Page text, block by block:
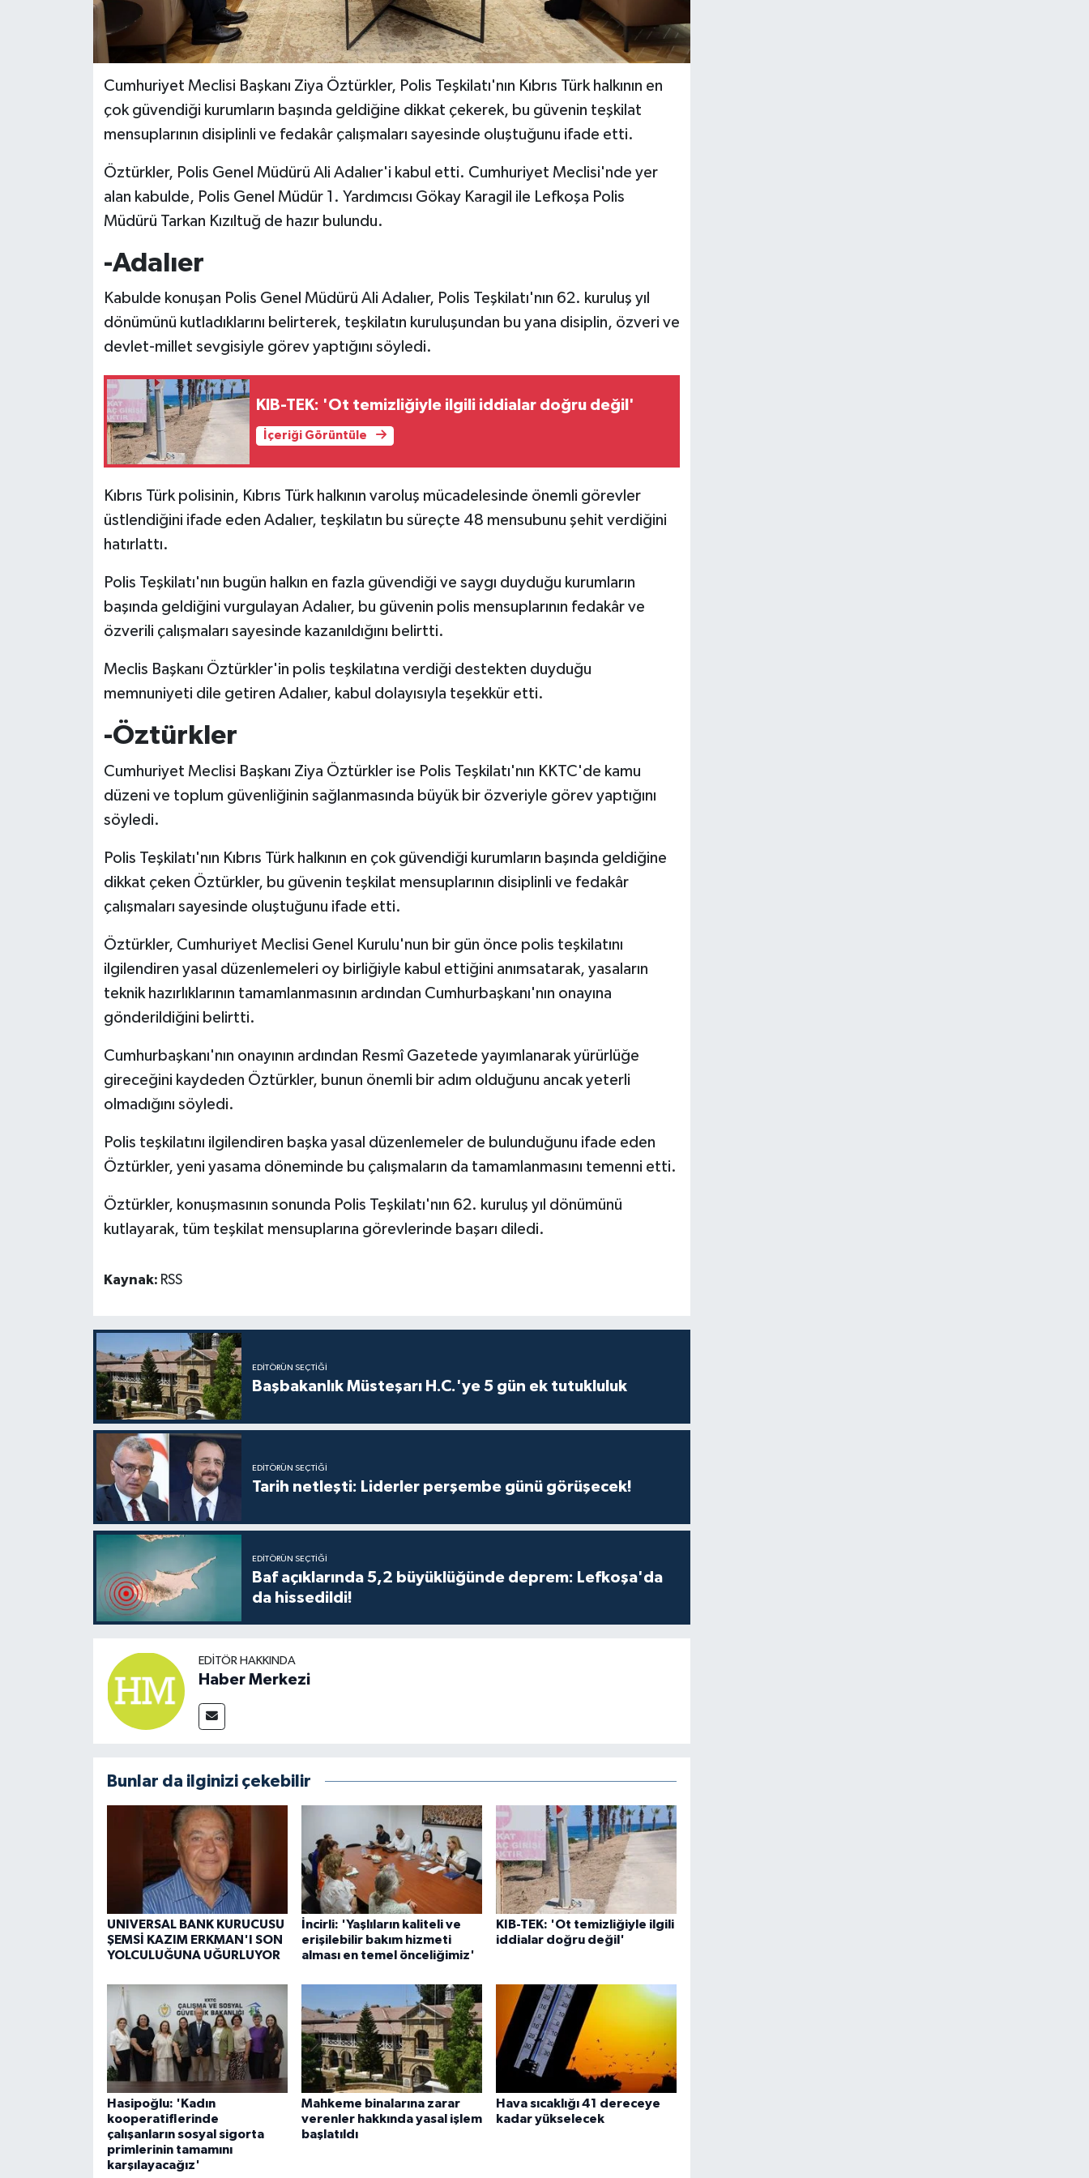
Cumhuriyet Meclisi Başkanı Ziya Öztürkler, Polis Teşkilatı'nın Kıbrıs Türk halkının en
çok güvendiği kurumların başında geldiğine dikkat çekerek, bu güvenin teşkilat
mensuplarının disiplinli ve fedakâr çalışmaları sayesinde oluştuğunu ifade etti.
Öztürkler, Polis Genel Müdürü Ali Adalıer'i kabul etti. Cumhuriyet Meclisi'nde yer
alan kabulde, Polis Genel Müdür 1. Yardımcısı Gökay Karagil ile Lefkoşa Polis
Müdürü Tarkan Kızıltuğ de hazır bulundu.
-Adalıer
Kabulde konuşan Polis Genel Müdürü Ali Adalıer, Polis Teşkilatı'nın 62. kuruluş yıl
dönümünü kutladıklarını belirterek, teşkilatın kuruluşundan bu yana disiplin, özveri ve
devlet-millet sevgisiyle görev yaptığını söyledi.
KIB-TEK: 'Ot temizliğiyle ilgili iddialar doğru değil'
İçeriği Görüntüle
Kıbrıs Türk polisinin, Kıbrıs Türk halkının varoluş mücadelesinde önemli görevler
üstlendiğini ifade eden Adalıer, teşkilatın bu süreçte 48 mensubunu şehit verdiğini
hatırlattı.
Polis Teşkilatı'nın bugün halkın en fazla güvendiği ve saygı duyduğu kurumların
başında geldiğini vurgulayan Adalıer, bu güvenin polis mensuplarının fedakâr ve
özverili çalışmaları sayesinde kazanıldığını belirtti.
Meclis Başkanı Öztürkler'in polis teşkilatına verdiği destekten duyduğu
memnuniyeti dile getiren Adalıer, kabul dolayısıyla teşekkür etti.
-Öztürkler
Cumhuriyet Meclisi Başkanı Ziya Öztürkler ise Polis Teşkilatı'nın KKTC'de kamu
düzeni ve toplum güvenliğinin sağlanmasında büyük bir özveriyle görev yaptığını
söyledi.
Polis Teşkilatı'nın Kıbrıs Türk halkının en çok güvendiği kurumların başında geldiğine
dikkat çeken Öztürkler, bu güvenin teşkilat mensuplarının disiplinli ve fedakâr
çalışmaları sayesinde oluştuğunu ifade etti.
Öztürkler, Cumhuriyet Meclisi Genel Kurulu'nun bir gün önce polis teşkilatını
ilgilendiren yasal düzenlemeleri oy birliğiyle kabul ettiğini anımsatarak, yasaların
teknik hazırlıklarının tamamlanmasının ardından Cumhurbaşkanı'nın onayına
gönderildiğini belirtti.
Cumhurbaşkanı'nın onayının ardından Resmî Gazetede yayımlanarak yürürlüğe
gireceğini kaydeden Öztürkler, bunun önemli bir adım olduğunu ancak yeterli
olmadığını söyledi.
Polis teşkilatını ilgilendiren başka yasal düzenlemeler de bulunduğunu ifade eden
Öztürkler, yeni yasama döneminde bu çalışmaların da tamamlanmasını temenni etti.
Öztürkler, konuşmasının sonunda Polis Teşkilatı'nın 62. kuruluş yıl dönümünü
kutlayarak, tüm teşkilat mensuplarına görevlerinde başarı diledi.
Kaynak: RSS
EDITÖRÜN SEÇTIĞI
Başbakanlık Müsteşarı H.C.'ye 5 gün ek tutukluluk
EDITÖRÜN SEÇTIĞI
Tarih netleşti: Liderler perşembe günü görüşecek!
EDITÖRÜN SEÇTIĞI
Baf açıklarında 5,2 büyüklüğünde deprem: Lefkoşa'da
da hissedildi!
EDITÖR HAKKINDA
Haber Merkezi
Bunlar da ilginizi çekebilir
UNIVERSAL BANK KURUCUSU
ŞEMSİ KAZIM ERKMAN'I SON
YOLCULUĞUNA UĞURLUYOR
İncirli: 'Yaşlıların kaliteli ve
erişilebilir bakım hizmeti
alması en temel önceliğimiz'
KIB-TEK: 'Ot temizliğiyle ilgili
iddialar doğru değil'
Hasipoğlu: 'Kadın
kooperatiflerinde
çalışanların sosyal sigorta
primlerinin tamamını
karşılayacağız'
Mahkeme binalarına zarar
verenler hakkında yasal işlem
başlatıldı
Hava sıcaklığı 41 dereceye
kadar yükselecek
MAGAZİN
Nöbetçi Eczaneler
ÖZEL HABER
TEKNOLOJİ